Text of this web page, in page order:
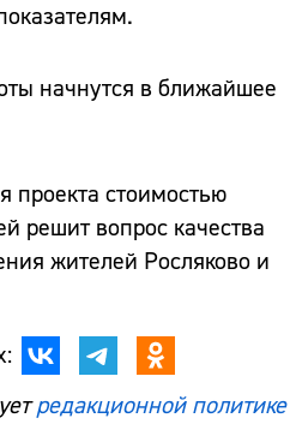
начнутся в ближайшее
проекта стоимостью
решит вопрос качества
жителей Росляково и
редакционной политике